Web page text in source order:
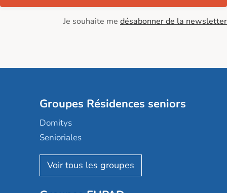
Je souhaite me désabonner de la newsletter
Groupes Résidences seniors
Domitys
Senioriales
Nohée
Les Résidentiels